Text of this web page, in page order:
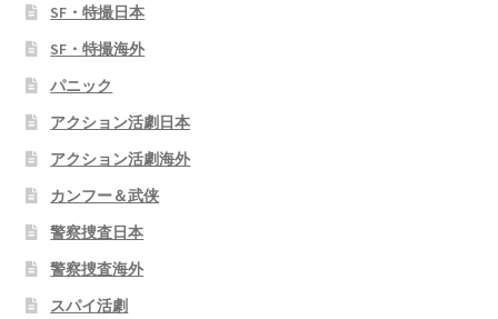
SF・特撮日本
SF・特撮海外
パニック
アクション活劇日本
アクション活劇海外
カンフー＆武侠
警察捜査日本
警察捜査海外
スパイ活劇